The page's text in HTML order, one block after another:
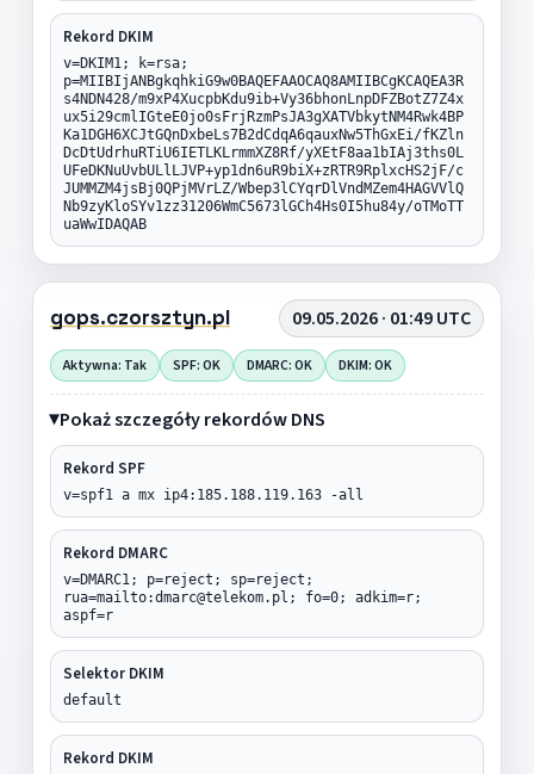
Rekord DKIM
v=DKIM1; k=rsa;
p=MIIBIjANBgkqhkiG9w0BAQEFAAOCAQ8AMIIBCgKCAQEA3R
s4NDN428/m9xP4XucpbKdu9ib+Vy36bhonLnpDFZBotZ7Z4x
ux5i29cmlIGteE0jo0sFrjRzmPsJA3gXATVbkytNM4Rwk4BP
Ka1DGH6XCJtGQnDxbeLs7B2dCdqA6qauxNw5ThGxEi/fKZln
DcDtUdrhuRTiU6IETLKLrmmXZ8Rf/yXEtF8aa1bIAj3ths0L
UFeDKNuUvbULlLJVP+yp1dn6uR9biX+zRTR9RplxcHS2jF/c
JUMMZM4jsBj0QPjMVrLZ/Wbep3lCYqrDlVndMZem4HAGVVlQ
Nb9zyKloSYv1zz31206WmC5673lGCh4Hs0I5hu84y/oTMoTT
uaWwIDAQAB
gops.czorsztyn.pl 09.05.2026 · 01:49 UTC
Aktywna: Tak SPF: OK DMARC: OK DKIM: OK
Pokaż szczegóły rekordów DNS
Rekord SPF
v=spf1 a mx ip4:185.188.119.163 -all
Rekord DMARC
v=DMARC1; p=reject; sp=reject;
rua=mailto:dmarc@telekom.pl; fo=0; adkim=r;
aspf=r
Selektor DKIM
default
Rekord DKIM